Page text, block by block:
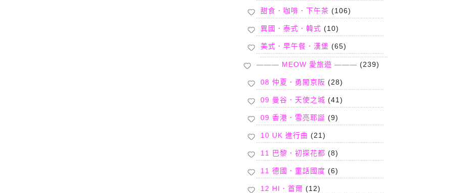
甜食．咖啡．下午茶 (106)
異國．泰式．韓式 (10)
美式．早午餐．漢堡 (65)
——— MEOW 愛旅遊 ——— (239)
08 仲夏．勇闖京阪 (28)
09 曼谷．天使之城 (41)
09 香港．雪亮耶誕 (9)
10 UK 進行曲 (21)
11 巴黎．初探花都 (8)
11 德國．童話國度 (6)
12 HI．首爾 (12)